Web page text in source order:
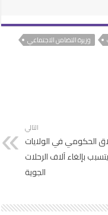
وزيرة التضامن الاجتماعي
التالي
الحكومي في الولايات
بإلغاء آلاف الرحلات
الجوية